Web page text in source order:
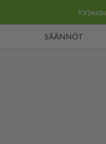
Kirjaudu
SÄÄNNÖT